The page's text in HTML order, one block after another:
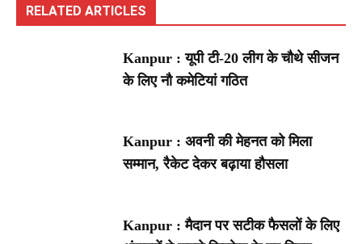
RELATED ARTICLES
Kanpur : यूपी टी-20 लीग के चौथे सीजन
के लिए नौ कमेटियां गठित
Kanpur : अवनी की मेहनत को मिला
सम्मान, रैकेट देकर बढ़ाया हौसला
Kanpur : मैदान पर सटीक फैसलों के लिए